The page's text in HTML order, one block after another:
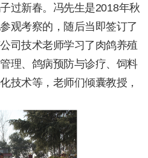
过新春。冯先生是2018年秋
观考察的，随后当即签订了
司技术老师学习了肉鸽养殖
理、鸽病预防与诊疗、饲料
技术等，老师们倾囊教授，